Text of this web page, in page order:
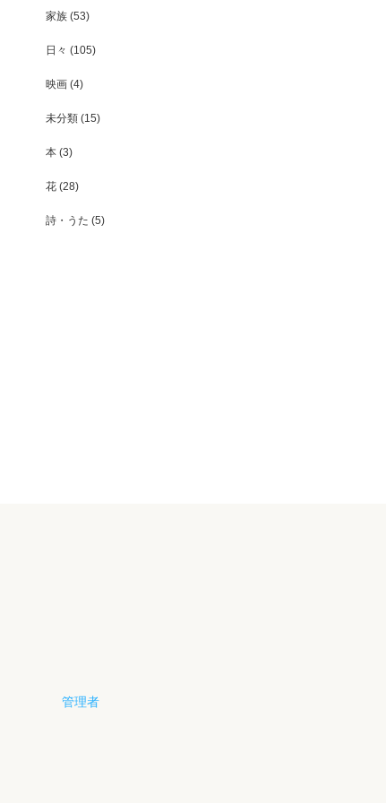
家族 (53)
日々 (105)
映画 (4)
未分類 (15)
本 (3)
花 (28)
詩・うた (5)
管理者